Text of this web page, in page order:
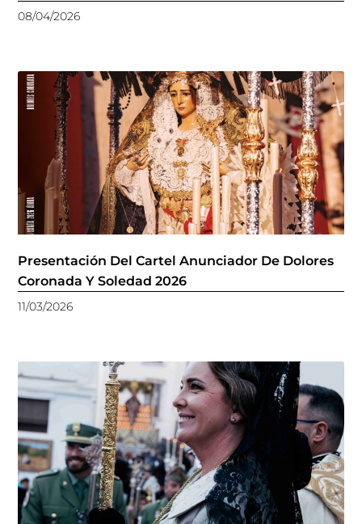
08/04/2026
Presentación Del Cartel Anunciador De Dolores
Coronada Y Soledad 2026
11/03/2026